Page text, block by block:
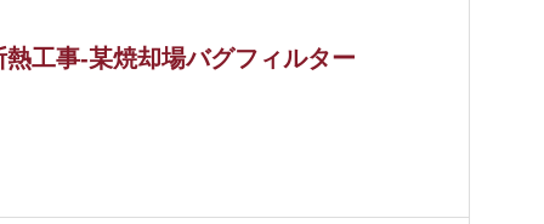
熱工事-某焼却場バグフィルター